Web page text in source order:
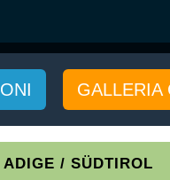
GALLERIA
/ SÜDTIROL